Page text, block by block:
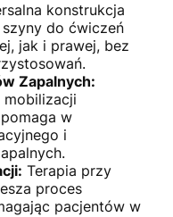
konstrukcja
do ćwiczeń
jak i prawej, bez
Zapalnych:
mobilizacji
w
i
Terapia przy
proces
pacjentów w